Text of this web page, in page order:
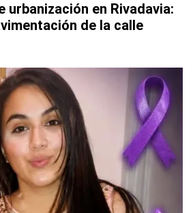
urbanización en Rivadavia:
de la calle